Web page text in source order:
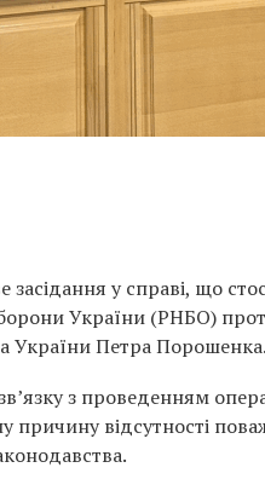
у справі, що
України (РНБО)
України Петра Порошенка.
з проведенням
причину відсутності